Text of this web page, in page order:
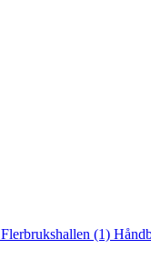
Flerbrukshallen (1)